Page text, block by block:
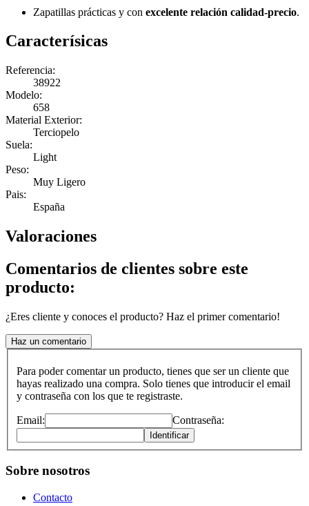
Zapatillas prácticas y con excelente relación calidad-precio.
Caracterísicas
Referencia:
38922
Modelo:
658
Material Exterior:
Terciopelo
Suela:
Light
Peso:
Muy Ligero
Pais:
España
Valoraciones
Comentarios de clientes sobre este
producto:
¿Eres cliente y conoces el producto? Haz el primer comentario!
Haz un comentario
Para poder comentar un producto, tienes que ser un cliente que
hayas realizado una compra. Solo tienes que introducir el email
y contraseña con los que te registraste.
Email: Contraseña:
Identificar
Sobre nosotros
Contacto